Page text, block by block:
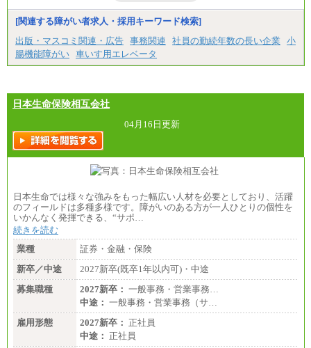
[関連する障がい者求人・採用キーワード検索]
出版・マスコミ関連・広告 事務関連 社員の勤続年数の長い企業
小
腸機能障がい 車いす用エレベータ
日本生命保険相互会社
04月16日更新
日本生命では様々な強みをもった幅広い人材を必要としており、活躍
のフィールドは多種多様です。障がいのある方が一人ひとりの個性を
いかんなく発揮できる、“サポ…
続きを読む
業種
証券・金融・保険
新卒／中途
2027新卒(既卒1年以内可)・中途
募集職種
2027新卒： 一般事務・営業事務…
中途： 一般事務・営業事務（サ…
雇用形態
2027新卒： 正社員
中途： 正社員